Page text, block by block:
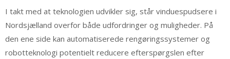
I takt med at teknologien udvikler sig, står vinduespudsere i
Nordsjælland overfor både udfordringer og muligheder. På
den ene side kan automatiserede rengøringssystemer og
robotteknologi potentielt reducere efterspørgslen efter